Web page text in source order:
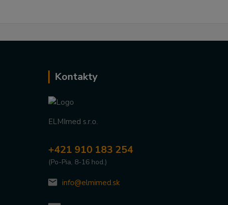
Kontakty
ELMImed s.r.o.
+421 910 183 254
(Po-Pia, 8-16 hod.)
info@elmimed.sk